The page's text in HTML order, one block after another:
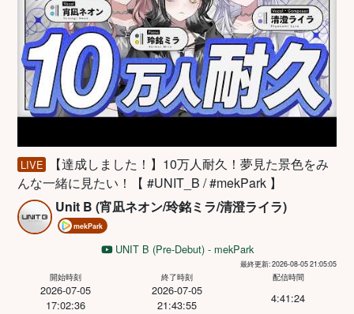
LIVE
【達成しました！】10万人耐久！夢見た景色をみ
んな一緒に見たい！【 #UNIT_B / #mekPark 】
Unit B (宵凪ネオン/玲銘ミラ/清澄ライラ)
mekPark
UNIT B (Pre-Debut) - mekPark
最終更新: 2026-08-05 21:05:05
開始時刻
2026-07-05
17:02:36
終了時刻
2026-07-05
21:43:55
配信時間
4:41:24